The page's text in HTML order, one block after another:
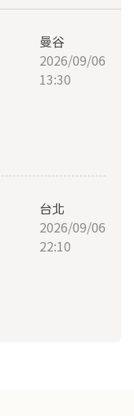
曼谷
2026/09/06
13:30
台北
2026/09/06
22:10